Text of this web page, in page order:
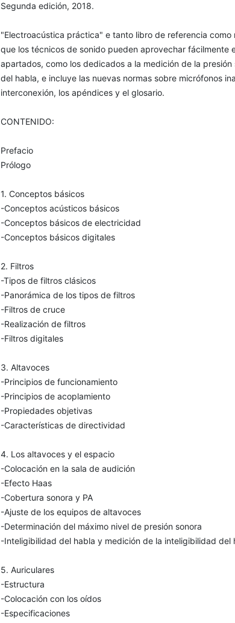
Segunda edición, 2018.
"Electroacústica práctica" e tanto libro de referencia
que los técnicos de sonido pueden aprovechar fácilmente
apartados, como los dedicados a la medición de la
del habla, e incluye las nuevas normas sobre micrófonos
interconexión, los apéndices y el glosario.
CONTENIDO:
Prefacio
Prólogo
1. Conceptos básicos
-Conceptos acústicos básicos
-Conceptos básicos de electricidad
-Conceptos básicos digitales
2. Filtros
-Tipos de filtros clásicos
-Panorámica de los tipos de filtros
-Filtros de cruce
-Realización de filtros
-Filtros digitales
3. Altavoces
-Principios de funcionamiento
-Principios de acoplamiento
-Propiedades objetivas
-Características de directividad
4. Los altavoces y el espacio
-Colocación en la sala de audición
-Efecto Haas
-Cobertura sonora y PA
-Ajuste de los equipos de altavoces
-Determinación del máximo nivel de presión sonora
-Inteligibilidad del habla y medición de la inteligibilidad del
5. Auriculares
-Estructura
-Colocación con los oídos
-Especificaciones